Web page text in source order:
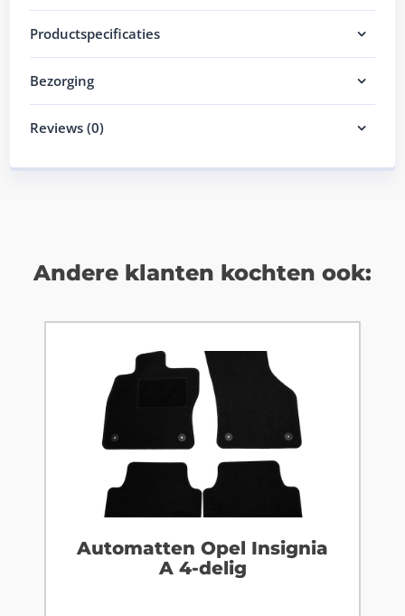
Productspecificaties
Bezorging
Reviews (0)
Andere klanten kochten ook:
Automatten Opel Insignia
A 4-delig